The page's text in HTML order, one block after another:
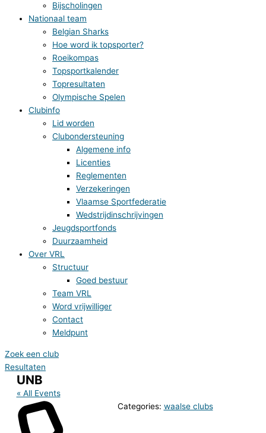
Bijscholingen
Nationaal team
Belgian Sharks
Hoe word ik topsporter?
Roeikompas
Topsportkalender
Topresultaten
Olympische Spelen
Clubinfo
Lid worden
Clubondersteuning
Algemene info
Licenties
Reglementen
Verzekeringen
Vlaamse Sportfederatie
Wedstrijdinschrijvingen
Jeugdsportfonds
Duurzaamheid
Over VRL
Structuur
Goed bestuur
Team VRL
Word vrijwilliger
Contact
Meldpunt
Zoek een club
Resultaten
UNB
« All Events
Categories: waalse clubs